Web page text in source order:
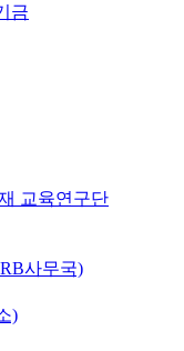
금
교육연구단
사무국)
)